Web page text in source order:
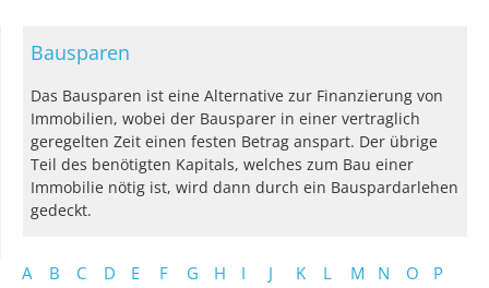
A B C D E F G H I J K L M N O
P
Bausparen
Das Bausparen ist eine Alternative zur Finanzierung von
Immobilien, wobei der Bausparer in einer vertraglich
geregelten Zeit einen festen Betrag anspart. Der übrige
Teil des benötigten Kapitals, welches zum Bau einer
Immobilie nötig ist, wird dann durch ein Bauspardarlehen
gedeckt.